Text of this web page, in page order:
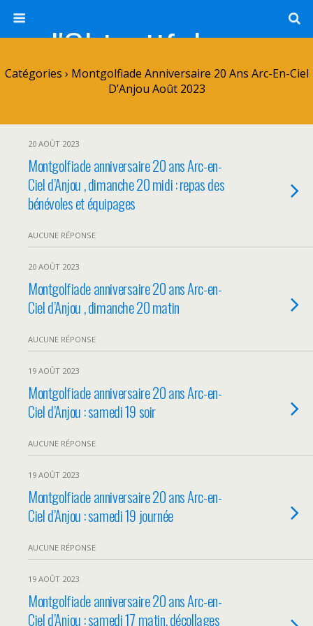
l'Objectif de Clairette
Catégories › Montgolfiade Anniversaire 20 Ans Arc-En-Ciel
D’Anjou Août 2023
20 AOÛT 2023
Montgolfiade anniversaire 20 ans Arc-en-
Ciel d’Anjou , dimanche 20 midi : repas des
bénévoles et équipages
AUCUNE RÉPONSE
20 AOÛT 2023
Montgolfiade anniversaire 20 ans Arc-en-
Ciel d’Anjou , dimanche 20 matin
AUCUNE RÉPONSE
19 AOÛT 2023
Montgolfiade anniversaire 20 ans Arc-en-
Ciel d’Anjou : samedi 19 soir
AUCUNE RÉPONSE
19 AOÛT 2023
Montgolfiade anniversaire 20 ans Arc-en-
Ciel d’Anjou : samedi 19 journée
AUCUNE RÉPONSE
19 AOÛT 2023
Montgolfiade anniversaire 20 ans Arc-en-
Ciel d’Anjou : samedi 17 matin, décollages